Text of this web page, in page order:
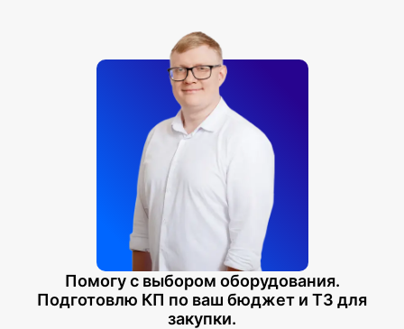
Помогу с выбором оборудования.
Подготовлю КП по ваш бюджет и ТЗ для
закупки.